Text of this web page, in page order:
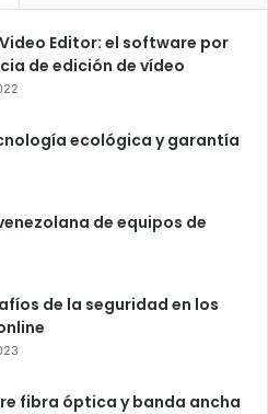
Editor: el software por
de edición de vídeo
ecológica y garantía
de equipos de
de la seguridad en los
fibra óptica y banda ancha